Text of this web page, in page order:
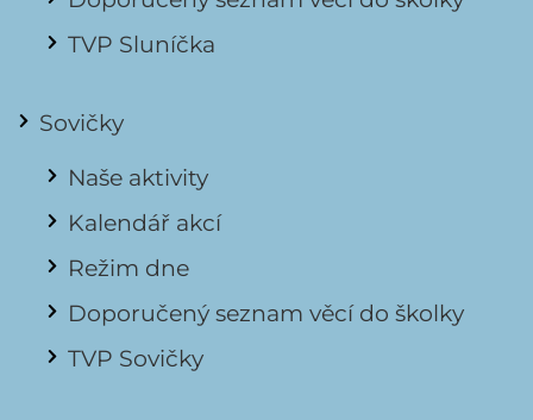
TVP Sluníčka
Sovičky
Naše aktivity
Kalendář akcí
Režim dne
Doporučený seznam věcí do školky
TVP Sovičky